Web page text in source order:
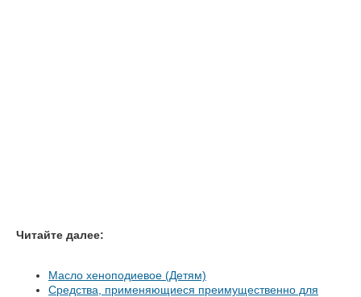
Читайте далее:
Масло хеноподиевое (Детям)
Средства, применяющиеся преимущественно для